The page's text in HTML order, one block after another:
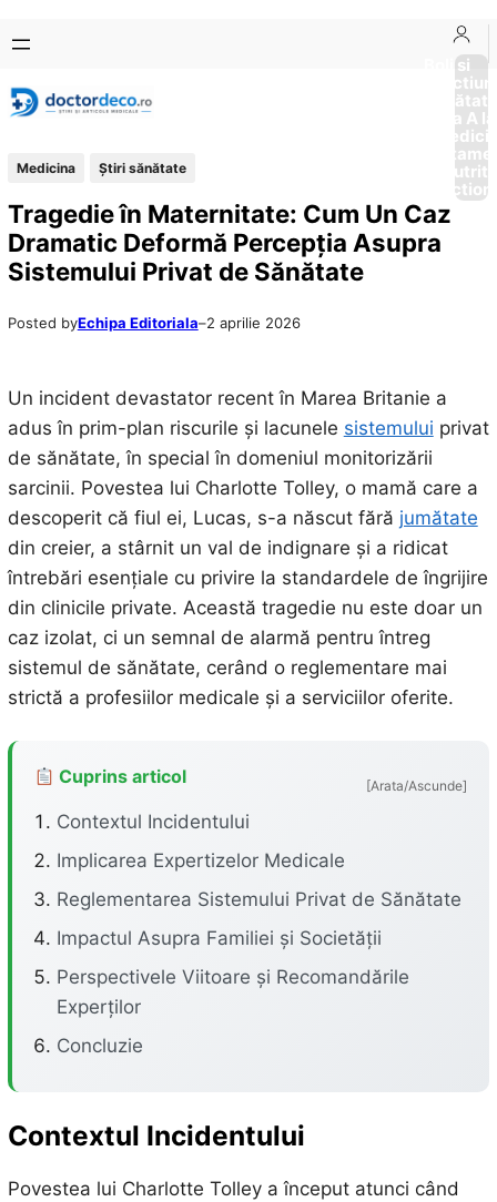
conținut
content
Boli si
Afectiuni
Sănătate
de la A
Medicina Ştiri sănătate
Tragedie în Maternitate: Cum Un Caz
Dramatic Deformă Percepția Asupra
Sistemului Privat de Sănătate
Posted byEchipa Editoriala–2 aprilie 2026
Un incident devastator recent în Marea Britanie a
adus în prim-plan riscurile și lacunele sistemului privat
de sănătate, în special în domeniul monitorizării
sarcinii. Povestea lui Charlotte Tolley, o mamă care a
descoperit că fiul ei, Lucas, s-a născut fără jumătate
din creier, a stârnit un val de indignare și a ridicat
întrebări esențiale cu privire la standardele de îngrijire
din clinicile private. Această tragedie nu este doar un
caz izolat, ci un semnal de alarmă pentru întreg
sistemul de sănătate, cerând o reglementare mai
strictă a profesiilor medicale și a serviciilor oferite.
Cuprins articol [Arata/Ascunde]
Contextul Incidentului
Implicarea Expertizelor Medicale
Reglementarea Sistemului Privat de Sănătate
Impactul Asupra Familiei și Societății
Perspectivele Viitoare și Recomandările
Experților
Concluzie
Contextul Incidentului
Povestea lui Charlotte Tolley a început atunci când